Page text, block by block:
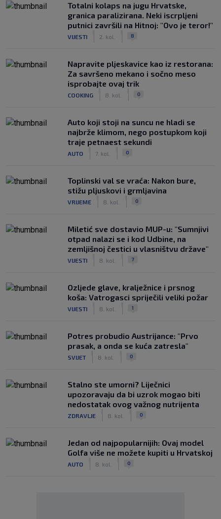
Totalni kolaps na jugu Hrvatske,
granica paralizirana. Neki iscrpljeni
putnici završili na Hitnoj: "Ovo je teror!"
VIJESTI 2. kol. 8
Napravite pljeskavice kao iz restorana:
Za savršeno mekano i sočno meso
isprobajte ovaj trik
COOKING 8. kol. 0
Auto koji stoji na suncu ne hladi se
najbrže klimom, nego postupkom koji
traje petnaest sekundi
AUTO 7. kol. 0
Toplinski val se vraća: Nakon bure,
stižu pljuskovi i grmljavina
VRIJEME 8. kol. 0
Miletić sve dostavio MUP-u: "Sumnjivi
otpad nalazi se i kod Udbine, na
zemljišnoj čestici u vlasništvu države"
VIJESTI 8. kol. 7
Ozljede glave, kralježnice i prsnog
koša: Vatrogasci spriječili veliki požar
VIJESTI 8. kol. 1
Potres probudio Austrijance: "Prvo
prasak, a onda se kuća zatresla"
SVIJET 8. kol. 0
Stalno ste umorni? Liječnici
upozoravaju da bi uzrok mogao biti
nedostatak ovog važnog nutrijenta
ZDRAVLJE 8. kol. 0
Jedan od najpopularnijih: Ovaj model
Golfa više ne možete kupiti u Hrvatskoj
AUTO 8. kol. 0